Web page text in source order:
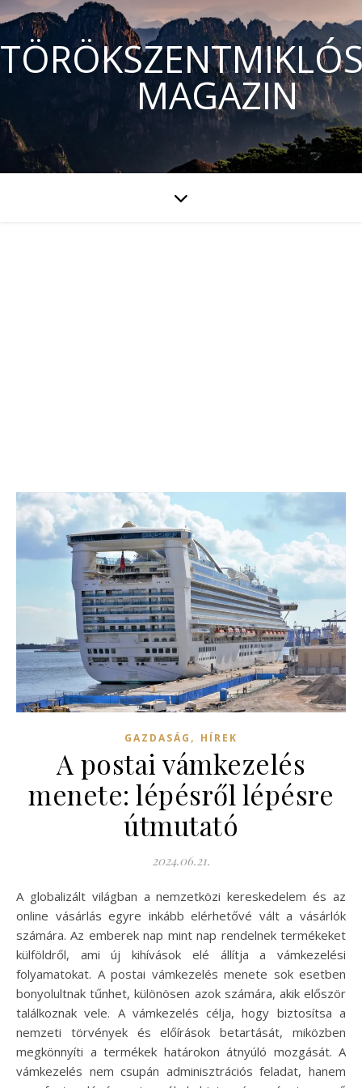
MAGAZIN
GAZDASÁG , HÍREK
A postai vámkezelés
menete: lépésről lépésre
útmutató
2024.06.21.
A globalizált világban a nemzetközi kereskedelem és az
online vásárlás egyre inkább elérhetővé vált a vásárlók
számára. Az emberek nap mint nap rendelnek termékeket
külföldről, ami új kihívások elé állítja a vámkezelési
folyamatokat. A postai vámkezelés menete sok esetben
bonyolultnak tűnhet, különösen azok számára, akik először
találkoznak vele. A vámkezelés célja, hogy biztosítsa a
nemzeti törvények és előírások betartását, miközben
megkönnyíti a termékek határokon átnyúló mozgását. A
vámkezelés nem csupán adminisztrációs feladat, hanem